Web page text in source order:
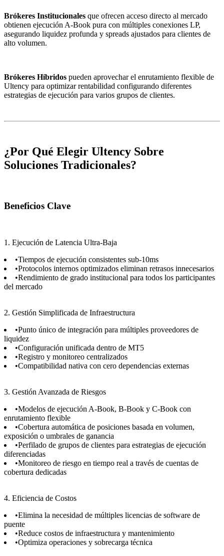
Brókeres Institucionales que ofrecen acceso directo al mercado
obtienen ejecución A-Book pura con múltiples conexiones LP,
asegurando liquidez profunda y spreads ajustados para clientes de
alto volumen.
Brókeres Híbridos pueden aprovechar el enrutamiento flexible de
Ultency para optimizar rentabilidad configurando diferentes
estrategias de ejecución para varios grupos de clientes.
¿Por Qué Elegir Ultency Sobre
Soluciones Tradicionales?
Beneficios Clave
1. Ejecución de Latencia Ultra-Baja
•Tiempos de ejecución consistentes sub-10ms
•Protocolos internos optimizados eliminan retrasos innecesarios
•Rendimiento de grado institucional para todos los participantes
del mercado
2. Gestión Simplificada de Infraestructura
•Punto único de integración para múltiples proveedores de
liquidez
•Configuración unificada dentro de MT5
•Registro y monitoreo centralizados
•Compatibilidad nativa con cero dependencias externas
3. Gestión Avanzada de Riesgos
•Modelos de ejecución A-Book, B-Book y C-Book con
enrutamiento flexible
•Cobertura automática de posiciones basada en volumen,
exposición o umbrales de ganancia
•Perfilado de grupos de clientes para estrategias de ejecución
diferenciadas
•Monitoreo de riesgo en tiempo real a través de cuentas de
cobertura dedicadas
4. Eficiencia de Costos
•Elimina la necesidad de múltiples licencias de software de
puente
•Reduce costos de infraestructura y mantenimiento
•Optimiza operaciones y sobrecarga técnica